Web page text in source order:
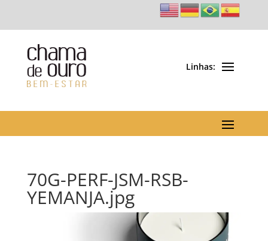
70G-PERF-JSM-RSB-
YEMANJA.jpg